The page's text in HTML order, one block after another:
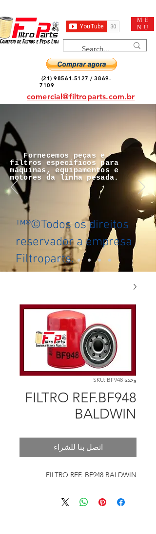
ME
NU
(21) 98561-5127 /3869-
7109
comercial@filtroparts.com.br
Fornecemos peças e
filtros específicos para
máquinas, equipamentos e
motores da linha pesada.
™®©Todos os direitos
reservador a empresa
Filtroparts.
وحدة SKU: BF948
FILTRO REF.BF948
BALDWIN
اتصل بنا للشراء
FILTRO REF. BF948 BALDWIN